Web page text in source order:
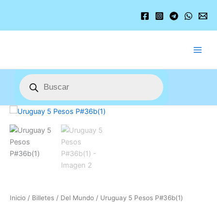
contenido
Búsqueda
de
productos
Inicio / Billetes / Del Mundo / Uruguay 5 Pesos P#36b(1)
Uruguay
5
Pesos
P#36b(1)
cantidad